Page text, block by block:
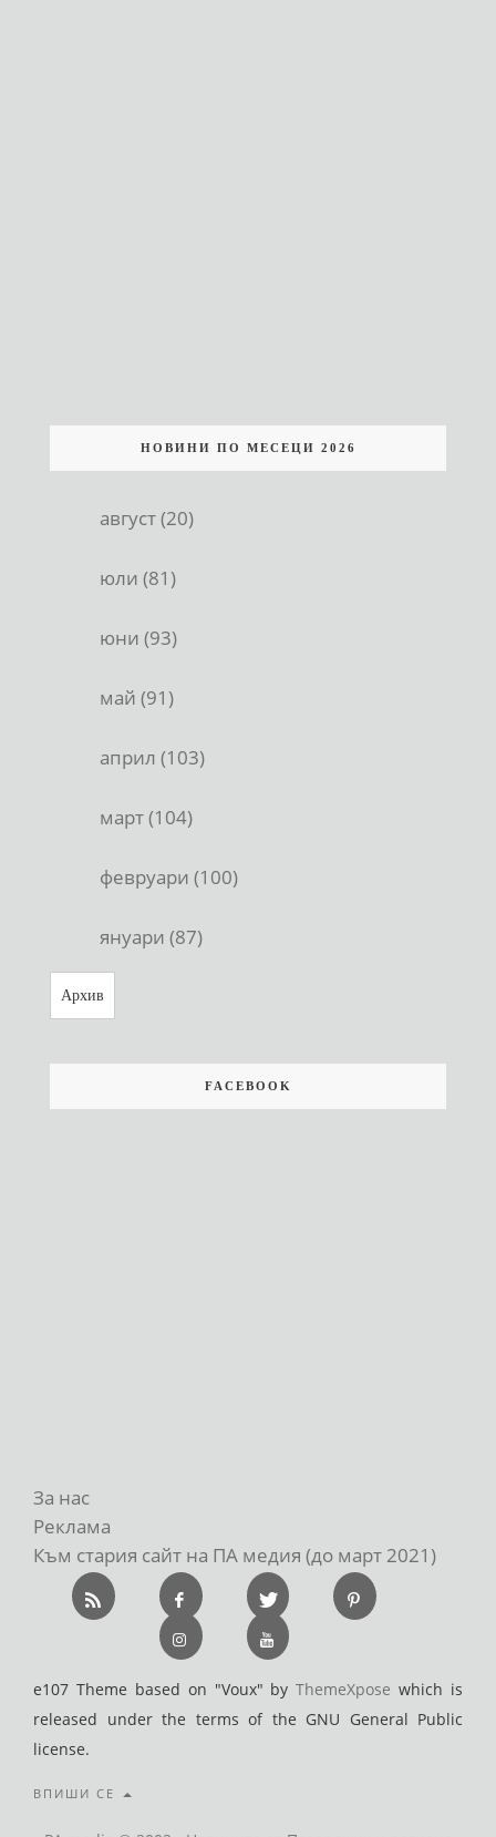
НОВИНИ ПО МЕСЕЦИ 2026
август (20)
юли (81)
юни (93)
май (91)
април (103)
март (104)
февруари (100)
януари (87)
Архив
FACEBOOK
За нас
Реклама
Към стария сайт на ПА медия (до март 2021)
e107 Theme based on "Voux" byThemeXpose which is
released under the terms of the GNU General Public
license.
ВПИШИ СЕ